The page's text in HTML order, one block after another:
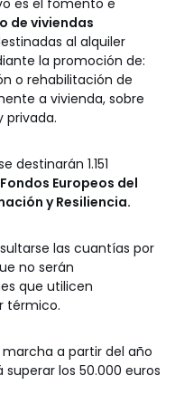
de viviendas
al alquiler
la promoción de:
o rehabilitación de
a vivienda, sobre
privada.
destinarán 1.151
Fondos Europeos del
y Resiliencia.
las cuantías por
no serán
que utilicen
térmico.
a partir del año
los 50.000 euros